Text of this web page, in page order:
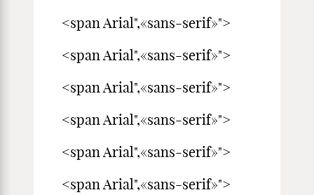
<span Arial",«sans-serif»">
<span Arial",«sans-serif»">
<span Arial",«sans-serif»">
<span Arial",«sans-serif»">
<span Arial",«sans-serif»">
<span Arial",«sans-serif»">